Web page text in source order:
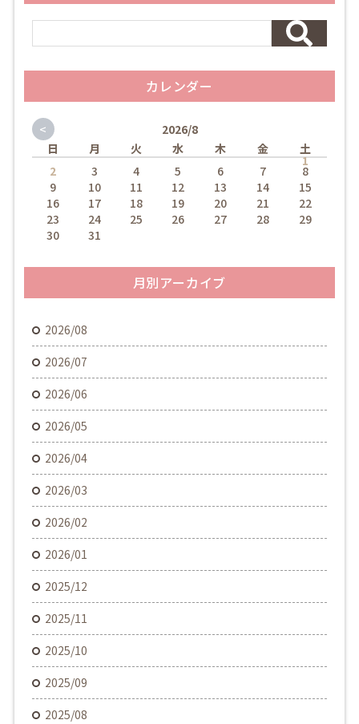
カレンダー
<
2026/8
日
月 火 水 木 金 土
1
2 3 4 5 6 7
8
9
10 11 12 13 14
15
16
17 18 19 20 21
22
23
24 25 26 27 28
29
30
31
月別アーカイブ
2026/08
2026/07
2026/06
2026/05
2026/04
2026/03
2026/02
2026/01
2025/12
2025/11
2025/10
2025/09
2025/08